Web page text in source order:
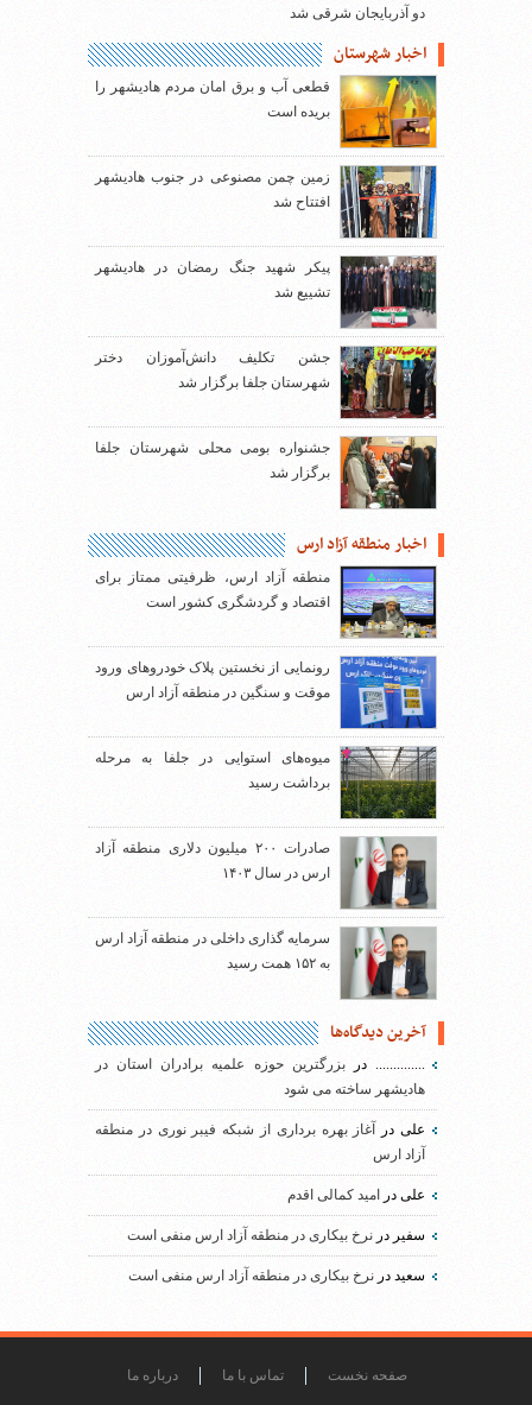
دو آذربایجان شرقی شد
اخبار شهرستان
قطعی آب و برق امان مردم هادیشهر را
بریده است
زمین چمن مصنوعی در جنوب هادیشهر
افتتاح شد
پیکر شهید جنگ رمضان در هادیشهر
تشییع شد
جشن تکلیف دانش‌آموزان دختر
شهرستان جلفا برگزار شد
جشنواره بومی محلی شهرستان جلفا
برگزار شد
اخبار منطقه آزاد ارس
منطقه آزاد ارس، ظرفیتی ممتاز برای
اقتصاد و گردشگری کشور است
رونمایی از نخستین پلاک خودروهای ورود
موقت و سنگین در منطقه آزاد ارس
میوه‌های استوایی در جلفا به مرحله
برداشت رسید
صادرات ۲۰۰ میلیون دلاری منطقه آزاد
ارس در سال ۱۴۰۳
سرمایه گذاری داخلی در منطقه آزاد ارس
به ۱۵۲ همت رسید
آخرین دیدگاه‌ها
..............دربزرگترین حوزه علمیه برادران استان در
هادیشهر ساخته می شود
علیدر
آغاز بهره برداری از شبکه فیبر نوری در منطقه
آزاد ارس
علی در امید کمالی اقدم
سفیر در نرخ بیکاری در منطقه آزاد ارس منفی است
سعید در نرخ بیکاری در منطقه آزاد ارس منفی است
صفحه نخست تماس با ما درباره ما